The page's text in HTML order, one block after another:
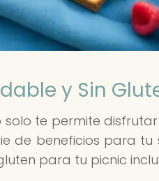
y Sin
te permite
de beneficios para tu
para tu picnic